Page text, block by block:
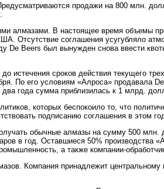
продажи на 800 млн.
алмазами. В настоящее время объемы
Отсутствие соглашения усугубляло
De Beers был вынужден снова ввести
истечения сроков действия текущего
По его условиям «Алроса» продавала
года сумма приблизилась к 1 млрд.
которых беспокоило то, что
подписанию соглашения в этом
обычные алмазы на сумму 500
в год. Оставшиеся 50% производства
а также компании-
Компания принадлежит центральному